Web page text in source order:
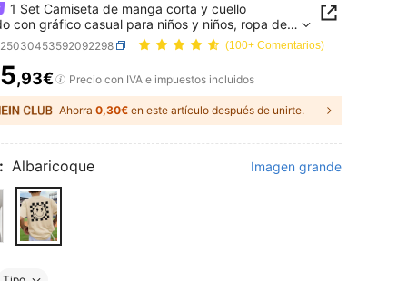
1 Set Camiseta de manga corta y cuello
con gráfico casual para niños y niños, ropa de
estudiantil - Camiseta con letras inglesas
¡trae alegría a cada niño! Camiseta estampada
(100+ Comentarios)
AND AVAILABILITY
5,93€ Precio con IVA e impuestos incluidos
Ahorra 0,30€ en este artículo después de unirte.
Albaricoque Imagen grande